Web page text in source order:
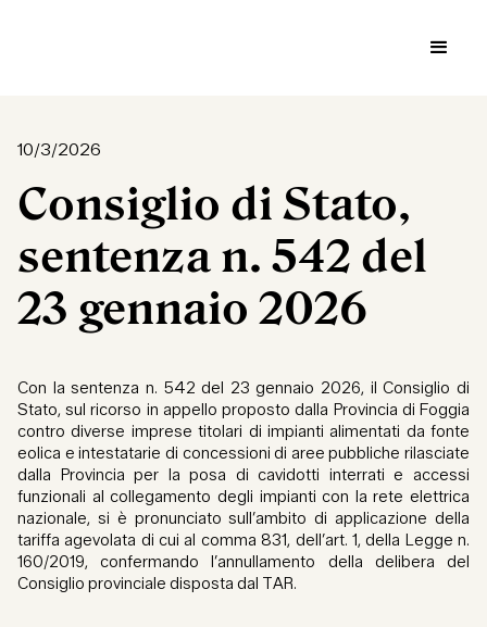
10/3/2026
Consiglio di Stato,
sentenza n. 542 del
23 gennaio 2026
Con la sentenza n. 542 del 23 gennaio 2026, il Consiglio di
Stato, sul ricorso in appello proposto dalla Provincia di Foggia
contro diverse imprese titolari di impianti alimentati da fonte
eolica e intestatarie di concessioni di aree pubbliche rilasciate
dalla Provincia per la posa di cavidotti interrati e accessi
funzionali al collegamento degli impianti con la rete elettrica
nazionale, si è pronunciato sull’ambito di applicazione della
tariffa agevolata di cui al comma 831, dell’art. 1, della Legge n.
160/2019, confermando l’annullamento della delibera del
Consiglio provinciale disposta dal TAR.